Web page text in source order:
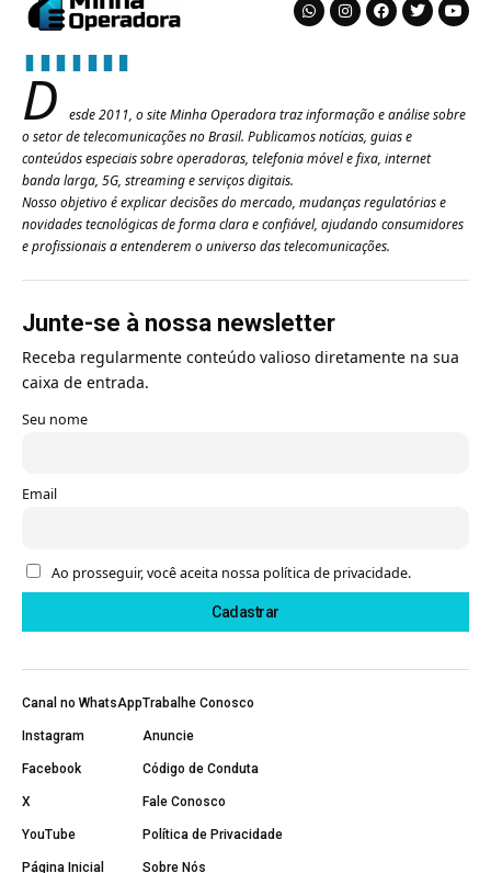
D
esde 2011, o site Minha Operadora traz informação e análise sobre
o setor de telecomunicações no Brasil. Publicamos notícias, guias e
conteúdos especiais sobre operadoras, telefonia móvel e fixa, internet
banda larga, 5G, streaming e serviços digitais.
Nosso objetivo é explicar decisões do mercado, mudanças regulatórias e
novidades tecnológicas de forma clara e confiável, ajudando consumidores
e profissionais a entenderem o universo das telecomunicações.
Junte-se à nossa newsletter
Receba regularmente conteúdo valioso diretamente na sua
caixa de entrada.
Seu nome
Email
Ao prosseguir, você aceita nossa política de privacidade.
Canal no WhatsApp
Instagram
Facebook
X
YouTube
Página Inicial
Trabalhe Conosco
Anuncie
Código de Conduta
Fale Conosco
Política de Privacidade
Sobre Nós